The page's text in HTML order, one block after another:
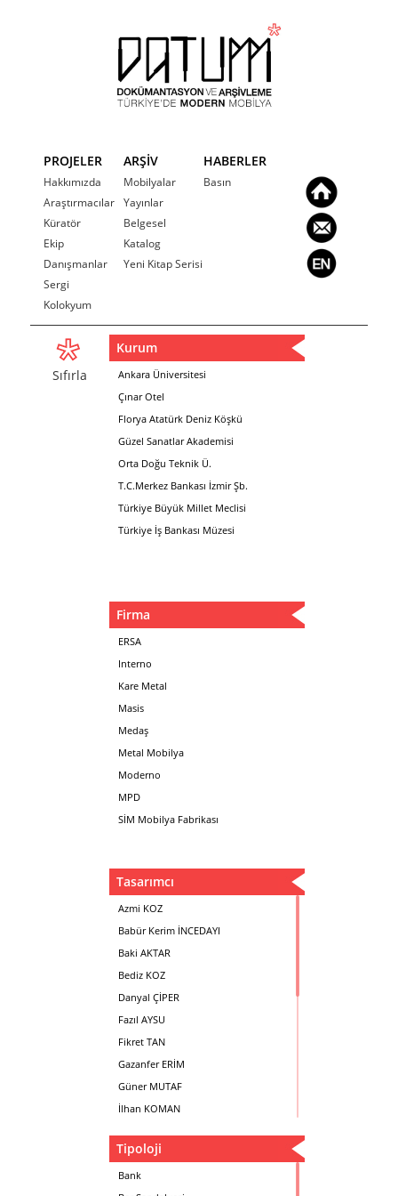
PROJELER
Hakkımızda
Araştırmacılar
Küratör
Ekip
Danışmanlar
Sergi
Kolokyum
ARŞİV
Mobilyalar
Yayınlar
Belgesel
Katalog
Yeni Kitap Serisi
HABERLER
Basın
Sıfırla
Kurum
Ankara Üniversitesi
Çınar Otel
Florya Atatürk Deniz Köşkü
Güzel Sanatlar Akademisi
Orta Doğu Teknik Ü.
T.C.Merkez Bankası İzmir Şb.
Türkiye Büyük Millet Meclisi
Türkiye İş Bankası Müzesi
Firma
ERSA
Interno
Kare Metal
Masis
Medaş
Metal Mobilya
Moderno
MPD
SİM Mobilya Fabrikası
Tasarımcı
Azmi KOZ
Babür Kerim İNCEDAYI
Baki AKTAR
Bediz KOZ
Danyal ÇİPER
Fazıl AYSU
Fikret TAN
Gazanfer ERİM
Güner MUTAF
İlhan KOMAN
Metin Atabey ATA
Minas BOYACIYAN
Tipoloji
Bank